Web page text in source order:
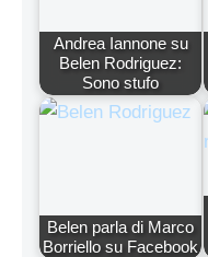
Andrea Iannone su
Belen Rodriguez:
Sono stufo
Belen parla di Marco
Borriello su Facebook